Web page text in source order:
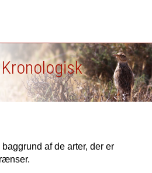
af de arter, der er